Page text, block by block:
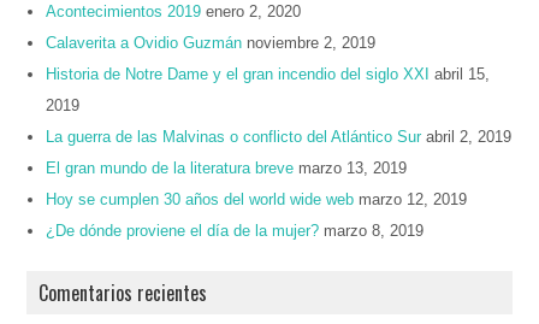
Acontecimientos 2019 enero 2, 2020
Calaverita a Ovidio Guzmán noviembre 2, 2019
Historia de Notre Dame y el gran incendio del siglo XXI
abril 15,
2019
La guerra de las Malvinas o conflicto del Atlántico Sur abril 2, 2019
El gran mundo de la literatura breve marzo 13, 2019
Hoy se cumplen 30 años del world wide web marzo 12, 2019
¿De dónde proviene el día de la mujer? marzo 8, 2019
Comentarios recientes